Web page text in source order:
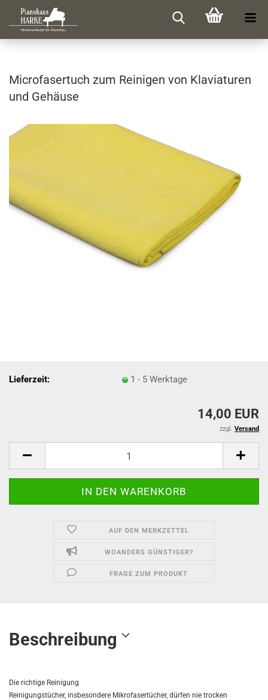
Mi­cro­fa­ser­tuch zum Rei­ni­gen von Kla­via­tu­ren
und Ge­häu­se
Lieferzeit: 1 - 5 Werktage
14,00 EUR
zzgl. Versand
AUF DEN MERKZETTEL
WOANDERS GÜNSTIGER?
FRAGE ZUM PRODUKT
Beschreibung
Die richtige Reinigung
Reinigungstücher, insbesondere Mikrofasertücher, dürfen nie trocken